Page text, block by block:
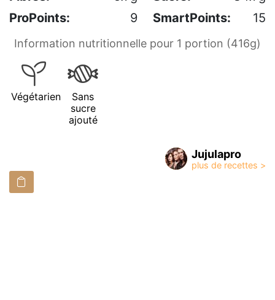
ProPoints:
9 SmartPoints: 15
Information nutritionnelle pour 1 portion (416g)
Végétarien
Sans
sucre
ajouté
Jujulapro